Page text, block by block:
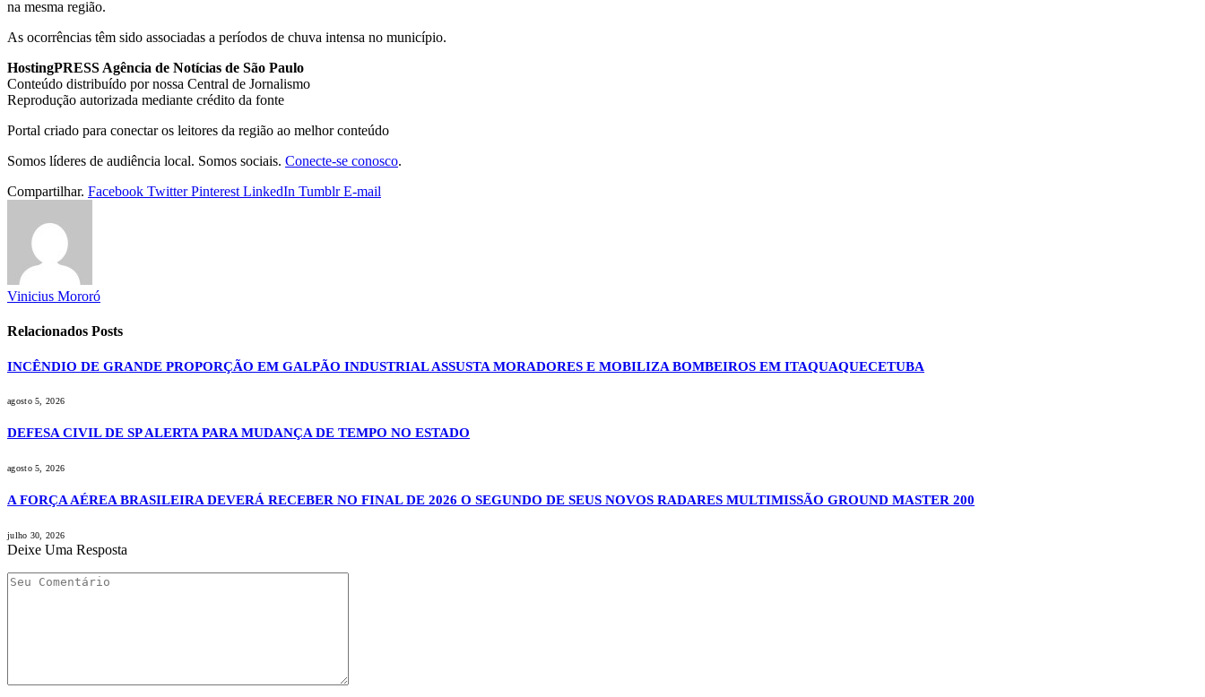
na mesma região.
As ocorrências têm sido associadas a períodos de chuva intensa no município.
HostingPRESS Agência de Notícias de São Paulo
Conteúdo distribuído por nossa Central de Jornalismo
Reprodução autorizada mediante crédito da fonte
Portal criado para conectar os leitores da região ao melhor conteúdo
Somos líderes de audiência local. Somos sociais. Conecte-se conosco.
Compartilhar. Facebook Twitter Pinterest LinkedIn Tumblr E-mail
Vinicius Mororó
Relacionados Posts
INCÊNDIO DE GRANDE PROPORÇÃO EM GALPÃO INDUSTRIAL ASSUSTA MORADORES E MOBILIZA BOMBEIROS EM ITAQUAQUECETUBA
agosto 5, 2026
DEFESA CIVIL DE SP ALERTA PARA MUDANÇA DE TEMPO NO ESTADO
agosto 5, 2026
A FORÇA AÉREA BRASILEIRA DEVERÁ RECEBER NO FINAL DE 2026 O SEGUNDO DE SEUS NOVOS RADARES MULTIMISSÃO GROUND MASTER 200
julho 30, 2026
Deixe Uma Resposta